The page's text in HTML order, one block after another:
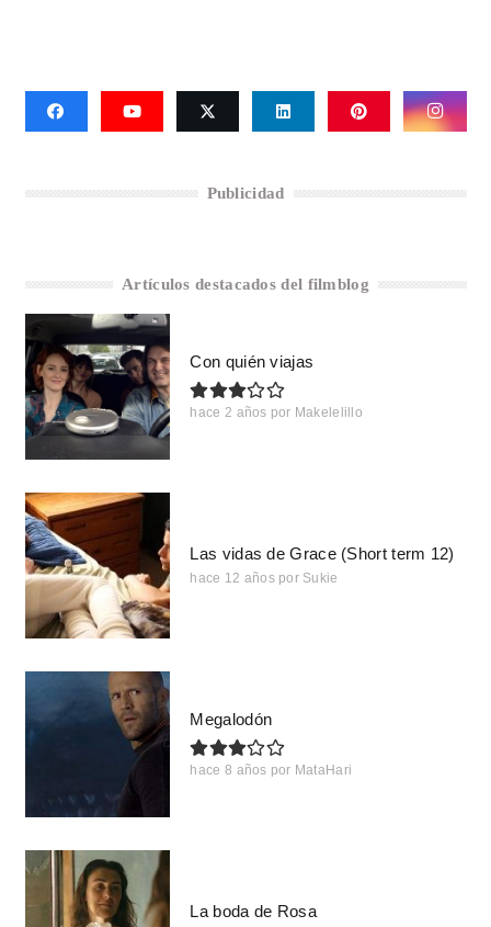
Publicidad
Artículos destacados del filmblog
Con quién viajas
hace 2 años por Makelelillo
Las vidas de Grace (Short term 12)
hace 12 años por Sukie
Megalodón
hace 8 años por MataHari
La boda de Rosa